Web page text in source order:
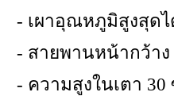
- เผาอุณหภูมิสูงสุดไ
- สายพานหน้ากว้าง
- ความสูงในเตา